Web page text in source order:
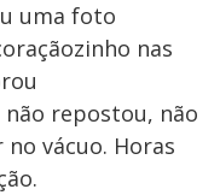
uma foto
nas
repostou, não
vácuo. Horas